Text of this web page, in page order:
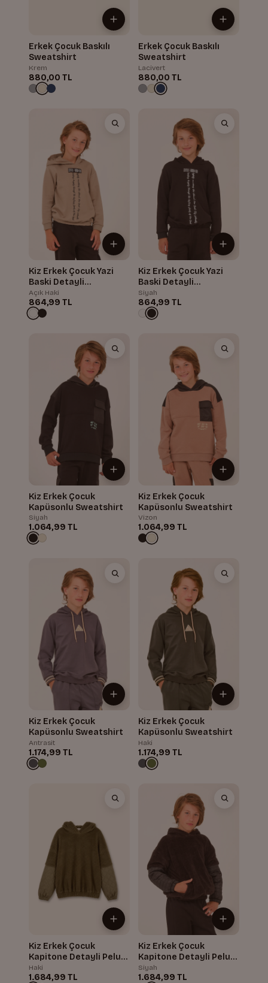
Erkek Çocuk Baskılı
Sweatshirt
Krem
880,00 TL
Erkek Çocuk Baskılı
Sweatshirt
Lacivert
880,00 TL
Kiz Erkek Çocuk Yazi
Baski Detayli
Kapüsonlu Sweatshirt
Açık Haki
864,99 TL
Kiz Erkek Çocuk Yazi
Baski Detayli
Kapüsonlu Sweatshirt
Siyah
864,99 TL
Kiz Erkek Çocuk
Kapüsonlu Sweatshirt
Siyah
1.064,99 TL
Kiz Erkek Çocuk
Kapüsonlu Sweatshirt
Vizon
1.064,99 TL
Kiz Erkek Çocuk
Kapüsonlu Sweatshirt
Antrasit
1.174,99 TL
Kiz Erkek Çocuk
Kapüsonlu Sweatshirt
Haki
1.174,99 TL
Kiz Erkek Çocuk
Kapitone Detayli Pelus
Sweatshirt
Haki
1.684,99 TL
Kiz Erkek Çocuk
Kapitone Detayli Pelus
Sweatshirt
Siyah
1.684,99 TL